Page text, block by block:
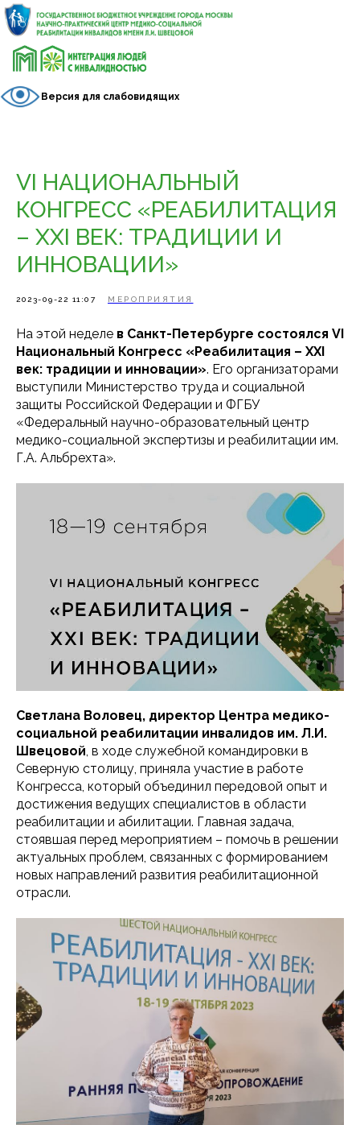
Версия для слабовидящих
VI НАЦИОНАЛЬНЫЙ
КОНГРЕСС «РЕАБИЛИТАЦИЯ
– XXI ВЕК: ТРАДИЦИИ И
ИННОВАЦИИ»
2023-09-22 11:07 МЕРОПРИЯТИЯ
На этой неделе в Санкт-Петербурге состоялся VI
Национальный Конгресс «Реабилитация – XXI
век: традиции и инновации». Его организаторами
выступили Министерство труда и социальной
защиты Российской Федерации и ФГБУ
«Федеральный научно-образовательный центр
медико-социальной экспертизы и реабилитации им.
Г.А. Альбрехта».
Светлана Воловец, директор Центра медико-
социальной реабилитации инвалидов им. Л.И.
Швецовой, в ходе служебной командировки в
Северную столицу, приняла участие в работе
Конгресса, который объединил передовой опыт и
достижения ведущих специалистов в области
реабилитации и абилитации. Главная задача,
стоявшая перед мероприятием – помочь в решении
актуальных проблем, связанных с формированием
новых направлений развития реабилитационной
отрасли.